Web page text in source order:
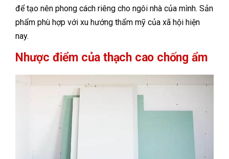
để tạo nên phong cách riêng cho ngôi nhà của mình. Sản
phẩm phù hợp với xu hướng thẩm mỹ của xã hội hiện
nay.
Nhược điểm của thạch cao chống ẩm